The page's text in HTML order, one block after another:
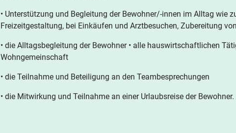
• Unterstützung und Begleitung der Bewohner/-innen im Alltag wie
Freizeitgestaltung, bei Einkäufen und Arztbesuchen, Zubereitung
• die Alltagsbegleitung der Bewohner • alle hauswirtschaftlichen
Wohngemeinschaft
• die Teilnahme und Beteiligung an den Teambesprechungen
• die Mitwirkung und Teilnahme an einer Urlaubsreise der Bewohner.